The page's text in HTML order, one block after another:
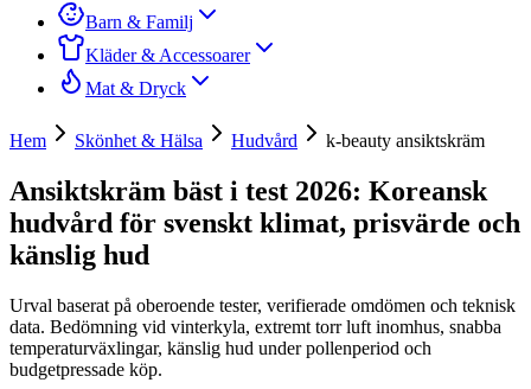
Barn & Familj
Kläder & Accessoarer
Mat & Dryck
Hem Skönhet & Hälsa Hudvård k-beauty ansiktskräm
Ansiktskräm bäst i test 2026: Koreansk
hudvård för svenskt klimat, prisvärde och
känslig hud
Urval baserat på oberoende tester, verifierade omdömen och teknisk
data. Bedömning vid vinterkyla, extremt torr luft inomhus, snabba
temperaturväxlingar, känslig hud under pollenperiod och
budgetpressade köp.